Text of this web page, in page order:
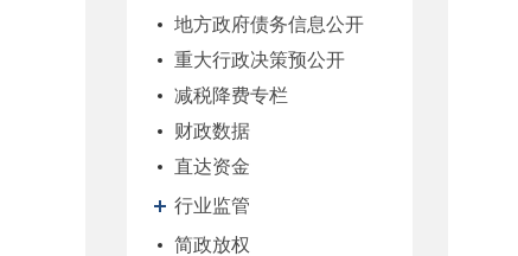
地方政府债务信息公开
重大行政决策预公开
减税降费专栏
财政数据
直达资金
行业监管
简政放权